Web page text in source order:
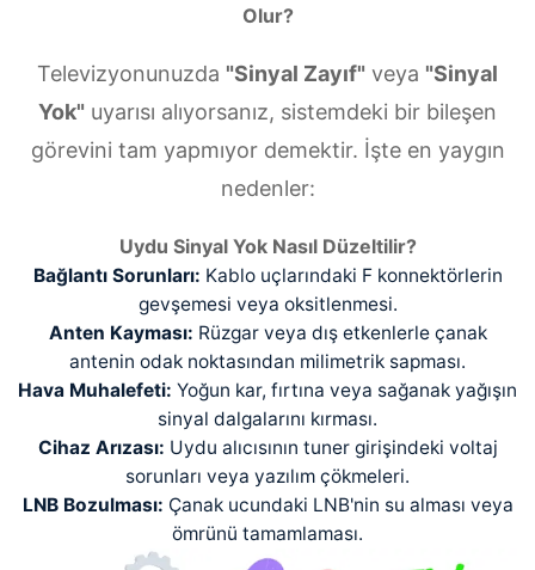
Olur?
Televizyonunuzda "Sinyal Zayıf" veya "Sinyal
Yok" uyarısı alıyorsanız, sistemdeki bir bileşen
görevini tam yapmıyor demektir. İşte en yaygın
nedenler:
Uydu Sinyal Yok Nasıl Düzeltilir?
Bağlantı Sorunları: Kablo uçlarındaki F konnektörlerin
gevşemesi veya oksitlenmesi.
Anten Kayması: Rüzgar veya dış etkenlerle çanak
antenin odak noktasından milimetrik sapması.
Hava Muhalefeti: Yoğun kar, fırtına veya sağanak yağışın
sinyal dalgalarını kırması.
Cihaz Arızası: Uydu alıcısının tuner girişindeki voltaj
sorunları veya yazılım çökmeleri.
LNB Bozulması: Çanak ucundaki LNB'nin su alması veya
ömrünü tamamlaması.